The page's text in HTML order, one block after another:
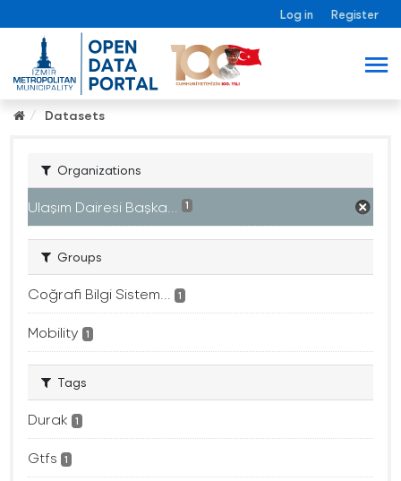
Log in Register
Datasets
Organizations
Ulaşım Dairesi Başka... 1
Groups
Coğrafi Bilgi Sistem... 1
Mobility 1
Tags
Durak 1
Gtfs 1